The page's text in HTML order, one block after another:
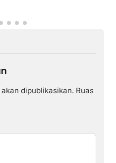
dipublikasikan. Ruas